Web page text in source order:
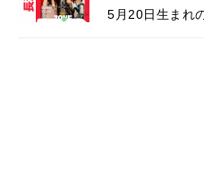
5月20日生まれ